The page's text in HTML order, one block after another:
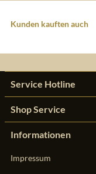
Kunden kauften auch
Service Hotline
Shop Service
Informationen
Impressum